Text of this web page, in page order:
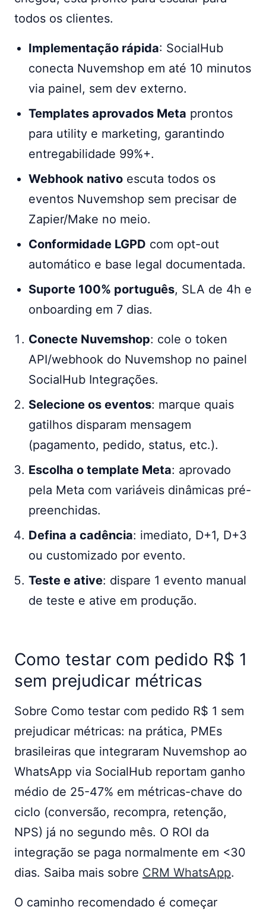
todos os clientes.
Implementação rápida: SocialHub
conecta Nuvemshop em até 10 minutos
via painel, sem dev externo.
Templates aprovados Meta prontos
para utility e marketing, garantindo
entregabilidade 99%+.
Webhook nativo escuta todos os
eventos Nuvemshop sem precisar de
Zapier/Make no meio.
Conformidade LGPD com opt-out
automático e base legal documentada.
Suporte 100% português, SLA de 4h e
onboarding em 7 dias.
Conecte Nuvemshop: cole o token
API/webhook do Nuvemshop no painel
SocialHub Integrações.
Selecione os eventos: marque quais
gatilhos disparam mensagem
(pagamento, pedido, status, etc.).
Escolha o template Meta: aprovado
pela Meta com variáveis dinâmicas pré-
preenchidas.
Defina a cadência: imediato, D+1, D+3
ou customizado por evento.
Teste e ative: dispare 1 evento manual
de teste e ative em produção.
Como testar com pedido R$ 1
sem prejudicar métricas
Sobre Como testar com pedido R$ 1 sem
prejudicar métricas: na prática, PMEs
brasileiras que integraram Nuvemshop ao
WhatsApp via SocialHub reportam ganho
médio de 25-47% em métricas-chave do
ciclo (conversão, recompra, retenção,
NPS) já no segundo mês. O ROI da
integração se paga normalmente em <30
dias. Saiba mais sobre CRM WhatsApp.
O caminho recomendado é começar